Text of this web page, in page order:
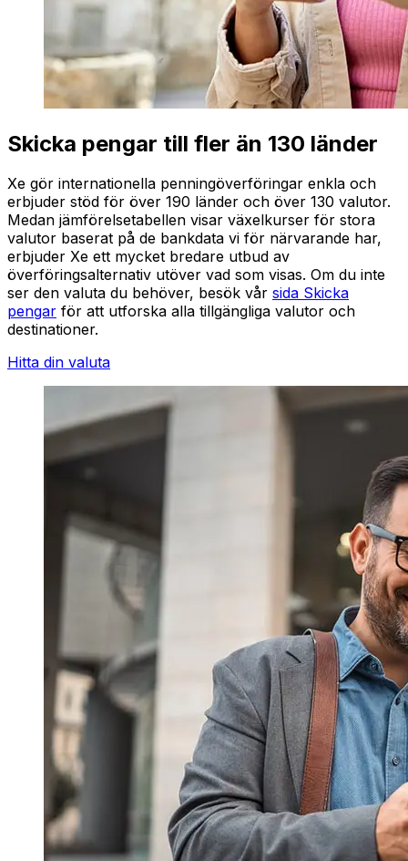
Skicka pengar till fler än 130 länder
Xe gör internationella penningöverföringar enkla och
erbjuder stöd för över 190 länder och över 130 valutor.
Medan jämförelsetabellen visar växelkurser för stora
valutor baserat på de bankdata vi för närvarande har,
erbjuder Xe ett mycket bredare utbud av
överföringsalternativ utöver vad som visas. Om du inte
ser den valuta du behöver, besök vår sida Skicka
pengar för att utforska alla tillgängliga valutor och
destinationer.
Hitta din valuta